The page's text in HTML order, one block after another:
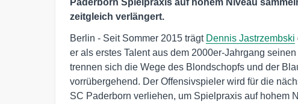
zeitgleich verlängert.
Berlin - Seit Sommer 2015 trägt Dennis Jastrzembski
er als erstes Talent aus dem 2000er-Jahrgang
trennen sich die Wege des Blondschopfs und der
vorrübergehend. Der Offensivspieler wird für die
SC Paderborn verliehen, um Spielpraxis auf hohem